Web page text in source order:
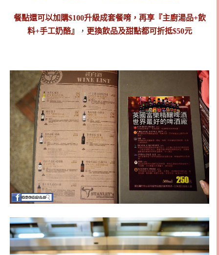
餐點還可以加購$100升級成套餐唷，再享『主廚湯品+飲
料+手工奶酪』
， 更換飲品及甜點都可折抵$50元